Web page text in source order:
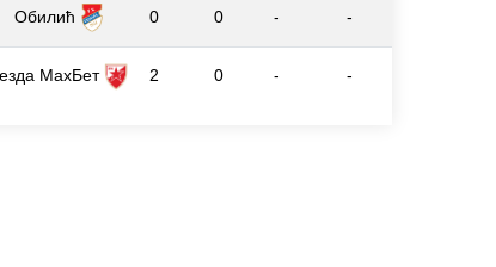
Обилић 0 0 - -
МаxБет 2 0 - -